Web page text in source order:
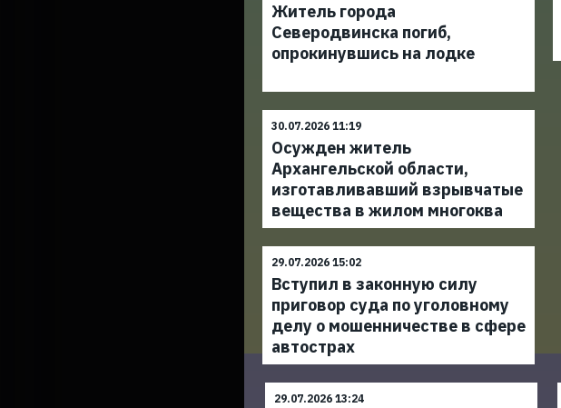
Житель города
Северодвинска погиб,
опрокинувшись на лодке
30.07.2026 11:19
Осужден житель
Архангельской области,
изготавливавший взрывчатые
вещества в жилом многоква
29.07.2026 15:02
Вступил в законную силу
приговор суда по уголовному
делу о мошенничестве в сфере
автострах
29.07.2026 13:24